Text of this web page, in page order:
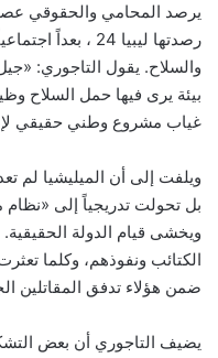
يرصد المحامي والحقوقي
رصدتها ليبيا 24
والسلاح. يقول التاجوري:
بيئة يرى فيها حمل السلاح
غياب مشروع وطني حقيقي
ويلفت إلى أن الميليشيا لم
بل تحولت تدريجياً إلى
ويخشى قيام الدولة
الكتائب ونفوذهم، وكلما
ضمن هؤلاء تدفق المقاتلين
يضيف التاجوري أن بعض